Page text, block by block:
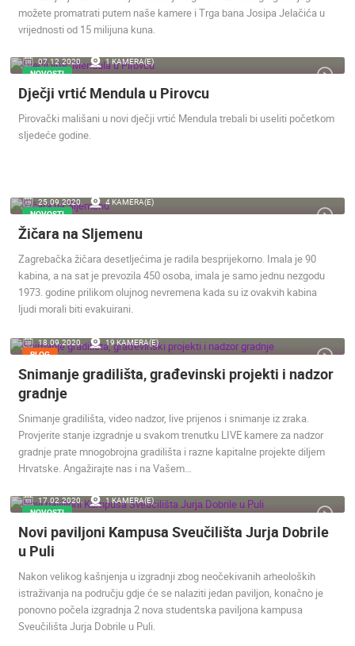
ENGLISH
NAJNOVIJE KAMERE
SUTIVAN MRKOPALJ
KATEGORIJE KAMERA
ZOO
DOGAĐANJA I ZANIMLJIVOSTI TRANSPORT I PROMET
ZNAMENITOSTI SVJETSKA BAŠTINA
možete promatrati putem naše kamere i Trga bana Josipa Jelačića u
vrijednosti od 15 milijuna kuna.
07.12.2020.
1 KAMERA(E)
NOVOSTI
Dječji vrtić Mendula u Pirovcu
Pirovački mališani u novi dječji vrtić Mendula trebali bi useliti početkom
sljedeće godine.
25.09.2020.
4 KAMERA(E)
NOVOSTI
Žičara na Sljemenu
Zagrebačka žičara desetljećima je radila besprijekorno. Imala je 90
kabina, a na sat je prevozila 450 osoba, imala je samo jednu nezgodu
1973. godine prilikom olujnog nevremena kada su iz ovakvih kabina
ljudi morali biti evakuirani.
18.09.2020.
19 KAMERA(E)
BLOG
Snimanje gradilišta, građevinski projekti i nadzor
gradnje
Snimanje gradilišta, video nadzor, live prijenos i snimanje iz zraka.
Provjerite stanje izgradnje u svakom trenutku LIVE kamere za nadzor
gradnje prate mnogobrojna gradilišta i razne kapitalne projekte diljem
Hrvatske. Angažirajte nas i na Vašem…
17.02.2020.
1 KAMERA(E)
NOVOSTI
Novi paviljoni Kampusa Sveučilišta Jurja Dobrile
u Puli
Nakon velikog kašnjenja u izgradnji zbog neočekivanih arheoloških
istraživanja na području gdje će se nalaziti jedan paviljon, konačno je
ponovno počela izgradnja 2 nova studentska paviljona kampusa
Sveučilišta Jurja Dobrile u Puli.